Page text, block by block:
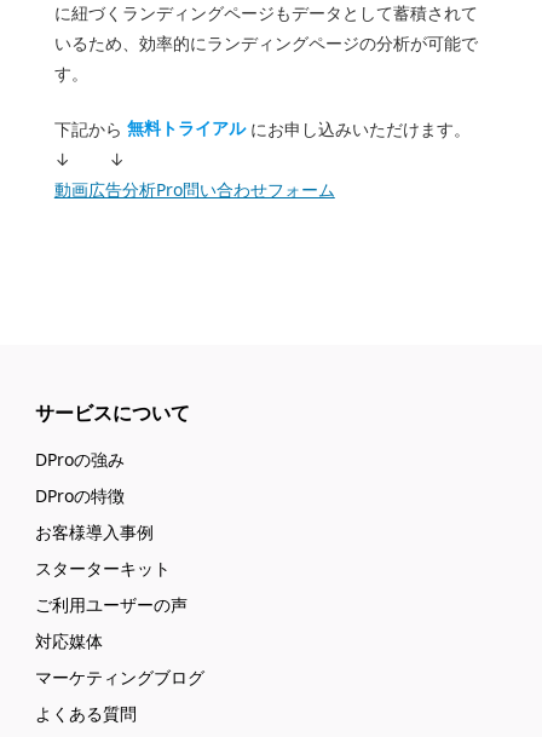
に紐づくランディングページもデータとして蓄積されて
いるため、効率的にランディングページの分析が可能で
す。
下記から 無料トライアル にお申し込みいただけます。
↓ ↓
動画広告分析Pro問い合わせフォーム
サービスについて
DProの強み
DProの特徴
お客様導入事例
スターターキット
ご利用ユーザーの声
対応媒体
マーケティングブログ
よくある質問